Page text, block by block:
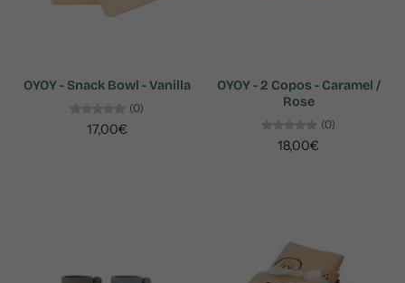
OYOY - Snack Bowl - Vanilla
(0)
17,00€
OYOY - 2 Copos - Caramel /
Rose
(0)
18,00€